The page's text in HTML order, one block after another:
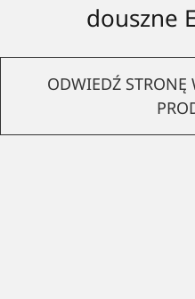
douszne
ODWIEDŹ STRONĘ